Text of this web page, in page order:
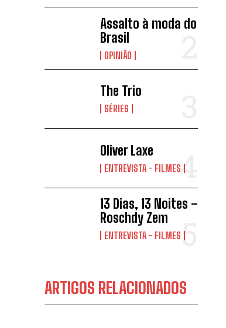
Assalto à moda do
Brasil
OPINIÃO
The Trio
SÉRIES
Oliver Laxe
ENTREVISTA - FILMES
13 Dias, 13 Noites –
Roschdy Zem
ENTREVISTA - FILMES
ARTIGOS RELACIONADOS